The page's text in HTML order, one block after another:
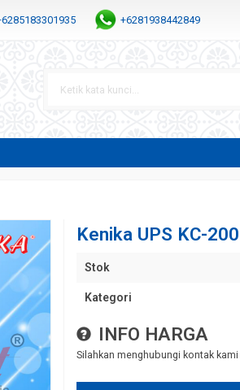
+6281938442849
Kenika UPS KC-
Stok
Kategori
INFO HARGA
Silahkan menghubungi kontak